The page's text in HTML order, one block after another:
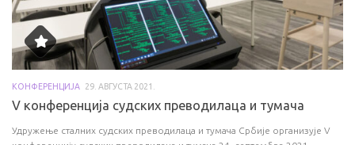
КОНФЕРЕНЦИЈА 29. АВГУСТА 2021.
V конференција судских преводилаца и тумача
Удружење сталних судских преводилаца и тумача Србије организује V